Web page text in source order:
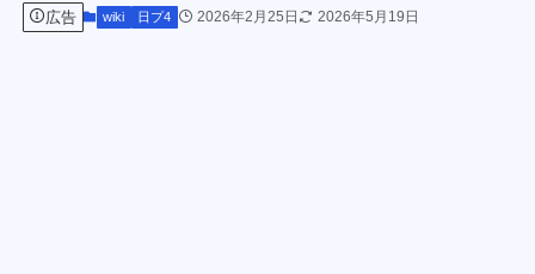
広告 wiki 日プ4 2026年2月25日 2026年5月19日